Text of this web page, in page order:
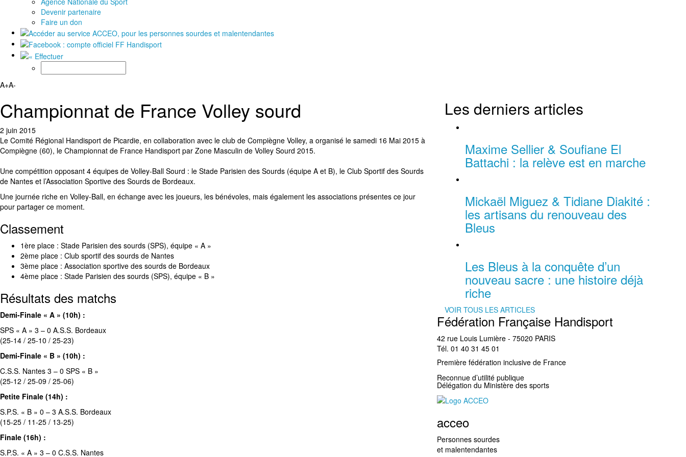
Devenir partenaire
Faire un don
A+A-
Championnat de France Volley sourd
2 juin 2015
Le Comité Régional Handisport de Picardie, en collaboration avec le club de Compiègne Volley, a organisé le samedi 16 Mai 2015 à
Compiègne (60), le Championnat de France Handisport par Zone Masculin de Volley Sourd 2015.
Une compétition opposant 4 équipes de Volley-Ball Sourd : le Stade Parisien des Sourds (équipe A et B), le Club Sportif des Sourds
de Nantes et l’Association Sportive des Sourds de Bordeaux.
Une journée riche en Volley-Ball, en échange avec les joueurs, les bénévoles, mais également les associations présentes ce jour
pour partager ce moment.
Classement
1ère place : Stade Parisien des sourds (SPS), équipe « A »
2ème place : Club sportif des sourds de Nantes
3ème place : Association sportive des sourds de Bordeaux
4ème place : Stade Parisien des sourds (SPS), équipe « B »
Résultats des matchs
Demi-Finale « A » (10h) :
SPS « A » 3 – 0 A.S.S. Bordeaux
(25-14 / 25-10 / 25-23)
Demi-Finale « B » (10h) :
C.S.S. Nantes 3 – 0 SPS « B »
(25-12 / 25-09 / 25-06)
Petite Finale (14h) :
S.P.S. « B » 0 – 3 A.S.S. Bordeaux
(15-25 / 11-25 / 13-25)
Finale (16h) :
S.P.S. « A » 3 – 0 C.S.S. Nantes
Les derniers articles
Maxime Sellier & Soufiane El
Battachi : la relève est en marche
Mickaël Miguez & Tidiane Diakité :
les artisans du renouveau des
Bleus
Les Bleus à la conquête d’un
nouveau sacre : une histoire déjà
riche
VOIR TOUS LES ARTICLES
Fédération Française Handisport
42 rue Louis Lumière - 75020 PARIS
Tél. 01 40 31 45 01
Première fédération inclusive de France
Reconnue d’utilité publique
Délégation du Ministère des sports
acceo
Personnes sourdes
et malentendantes